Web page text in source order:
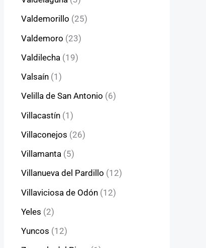
Valdemorillo (25)
Valdemoro (23)
Valdilecha (19)
Valsaín (1)
Velilla de San Antonio (6)
Villacastín (1)
Villaconejos (26)
Villamanta (5)
Villanueva del Pardillo (12)
Villaviciosa de Odón (12)
Yeles (2)
Yuncos (12)